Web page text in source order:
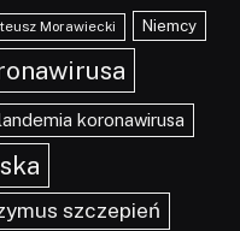
Morawiecki Niemcy
koronawirusa
szczepień